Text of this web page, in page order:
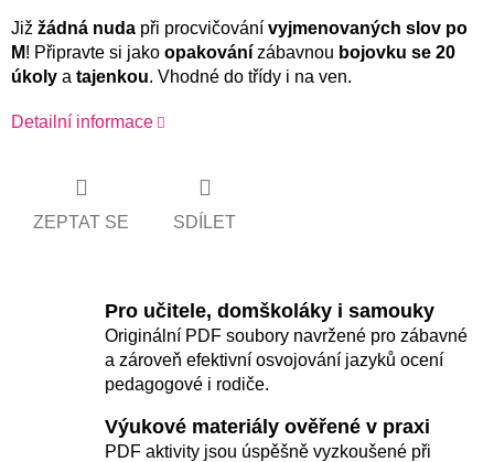
Již žádná nuda při procvičování vyjmenovaných slov po
M! Připravte si jako opakování zábavnou bojovku se 20
úkoly a tajenkou. Vhodné do třídy i na ven.
Detailní informace
ZEPTAT SE SDÍLET
Pro učitele, domškoláky i samouky
Originální PDF soubory navržené pro zábavné
a zároveň efektivní osvojování jazyků ocení
pedagogové i rodiče.
Výukové materiály ověřené v praxi
PDF aktivity jsou úspěšně vyzkoušené při